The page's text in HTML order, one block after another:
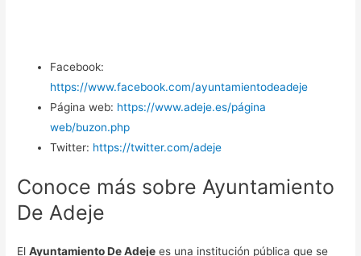
Facebook:
https://www.facebook.com/ayuntamientodeadeje
Página web: https://www.adeje.es/página
web/buzon.php
Twitter: https://twitter.com/adeje
Conoce más sobre Ayuntamiento
De Adeje
ElAyuntamiento De Adeje es una institución pública que se